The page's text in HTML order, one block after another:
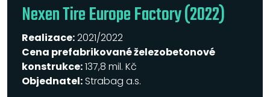
Nexen Tire Europe Factory (2022)
Realizace:2021/2022
Cena prefabrikované železobetonové
konstrukce:137,8 mil. Kč
Objednatel:Strabag a.s.